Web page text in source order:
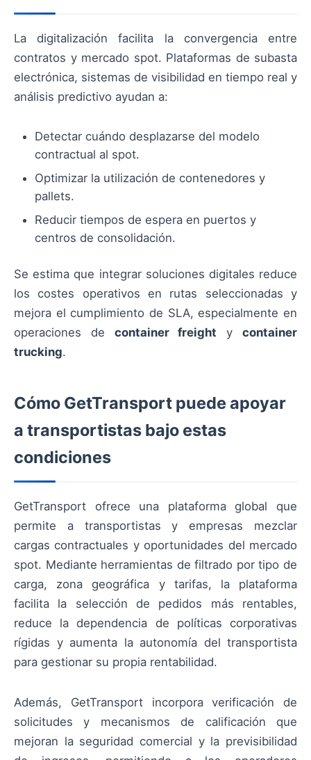
La digitalización facilita la convergencia entre
contratos y mercado spot. Plataformas de subasta
electrónica, sistemas de visibilidad en tiempo real y
análisis predictivo ayudan a:
Detectar cuándo desplazarse del modelo
contractual al spot.
Optimizar la utilización de contenedores y
pallets.
Reducir tiempos de espera en puertos y
centros de consolidación.
Se estima que integrar soluciones digitales reduce
los costes operativos en rutas seleccionadas y
mejora el cumplimiento de SLA, especialmente en
operaciones de container freight ycontainer
trucking.
Cómo GetTransport puede apoyar
a transportistas bajo estas
condiciones
GetTransport ofrece una plataforma global que
permite a transportistas y empresas mezclar
cargas contractuales y oportunidades del mercado
spot. Mediante herramientas de filtrado por tipo de
carga, zona geográfica y tarifas, la plataforma
facilita la selección de pedidos más rentables,
reduce la dependencia de políticas corporativas
rígidas y aumenta la autonomía del transportista
para gestionar su propia rentabilidad.
Además, GetTransport incorpora verificación de
solicitudes y mecanismos de calificación que
mejoran la seguridad comercial y la previsibilidad